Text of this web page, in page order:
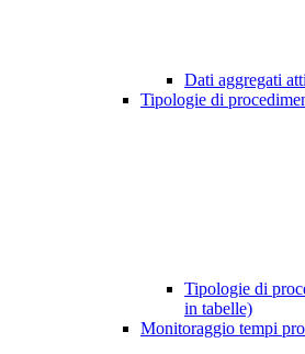
Dati aggregati
Tipologie di
Tipologie di
in tabelle)
Monitoraggio tempi